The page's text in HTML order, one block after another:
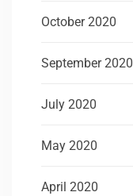
October 2020
September 2020
July 2020
May 2020
April 2020